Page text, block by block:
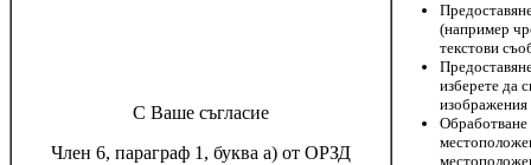
С Ваше съгласие
Член 6, параграф 1, буква а) от ОРЗД
(например
текстови
изберете да
изображения